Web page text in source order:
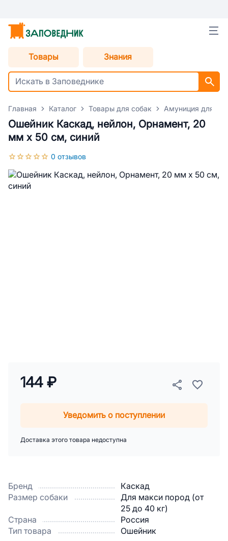
Товары Знания
Главная Каталог Товары для собак Амуниция для
Ошейник Каскад, нейлон, Орнамент, 20
мм х 50 см, синий
0 отзывов
Бренд
Каскад
Размер собаки
Для макси пород (от
25 до 40 кг)
Страна
Россия
Тип товара
Ошейник
144 ₽
Уведомить о поступлении
Доставка этого товара недоступна